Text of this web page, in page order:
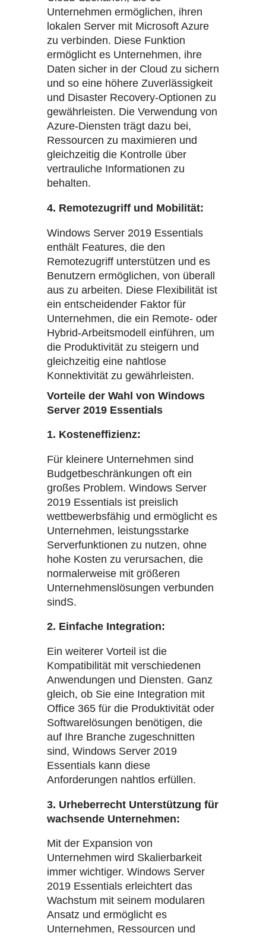
Unternehmen ermöglichen, ihren
lokalen Server mit Microsoft Azure
zu verbinden. Diese Funktion
ermöglicht es Unternehmen, ihre
Daten sicher in der Cloud zu sichern
und so eine höhere Zuverlässigkeit
und Disaster Recovery-Optionen zu
gewährleisten. Die Verwendung von
Azure-Diensten trägt dazu bei,
Ressourcen zu maximieren und
gleichzeitig die Kontrolle über
vertrauliche Informationen zu
behalten.
4. Remotezugriff und Mobilität:
Windows Server 2019 Essentials
enthält Features, die den
Remotezugriff unterstützen und es
Benutzern ermöglichen, von überall
aus zu arbeiten. Diese Flexibilität ist
ein entscheidender Faktor für
Unternehmen, die ein Remote- oder
Hybrid-Arbeitsmodell einführen, um
die Produktivität zu steigern und
gleichzeitig eine nahtlose
Konnektivität zu gewährleisten.
Vorteile der Wahl von Windows
Server 2019 Essentials
1. Kosteneffizienz:
Für kleinere Unternehmen sind
Budgetbeschränkungen oft ein
großes Problem. Windows Server
2019 Essentials ist preislich
wettbewerbsfähig und ermöglicht es
Unternehmen, leistungsstarke
Serverfunktionen zu nutzen, ohne
hohe Kosten zu verursachen, die
normalerweise mit größeren
Unternehmenslösungen verbunden
sindS.
2. Einfache Integration:
Ein weiterer Vorteil ist die
Kompatibilität mit verschiedenen
Anwendungen und Diensten. Ganz
gleich, ob Sie eine Integration mit
Office 365 für die Produktivität oder
Softwarelösungen benötigen, die
auf Ihre Branche zugeschnitten
sind, Windows Server 2019
Essentials kann diese
Anforderungen nahtlos erfüllen.
3. Urheberrecht Unterstützung für
wachsende Unternehmen:
Mit der Expansion von
Unternehmen wird Skalierbarkeit
immer wichtiger. Windows Server
2019 Essentials erleichtert das
Wachstum mit seinem modularen
Ansatz und ermöglicht es
Unternehmen, Ressourcen und